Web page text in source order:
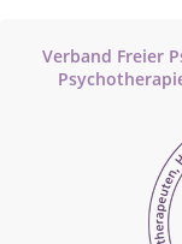
Verband Freier